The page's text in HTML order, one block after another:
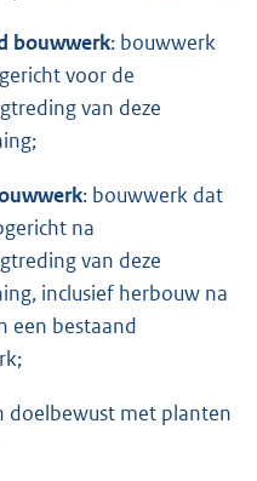
bouwwerk: bouwwerk
voor de
van deze
: bouwwerk dat
na
van deze
inclusief herbouw na
een bestaand
doelbewust met planten